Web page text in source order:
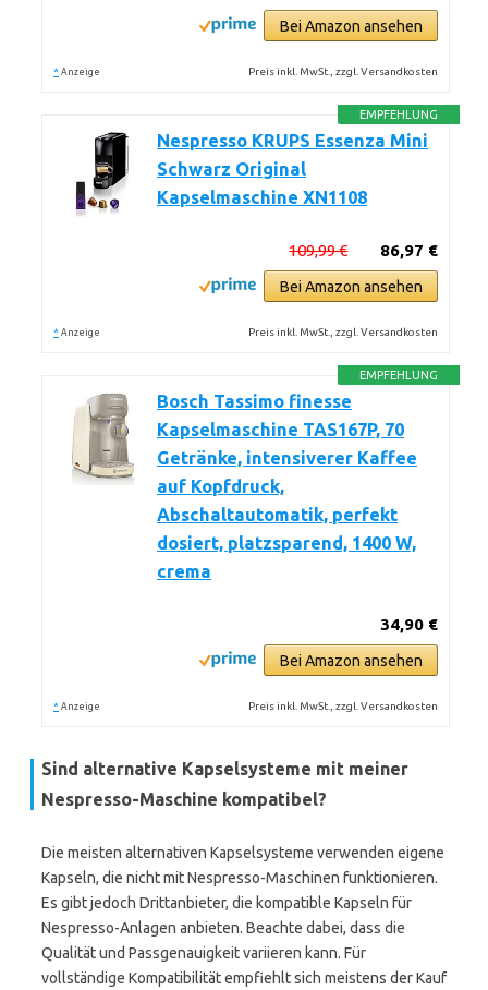
Bei Amazon ansehen
* Anzeige Preis inkl. MwSt., zzgl. Versandkosten
EMPFEHLUNG
Nespresso KRUPS Essenza Mini
Schwarz Original
Kapselmaschine XN1108
86,97 €
109,99 €
Bei Amazon ansehen
* Anzeige Preis inkl. MwSt., zzgl. Versandkosten
EMPFEHLUNG
Bosch Tassimo finesse
Kapselmaschine TAS167P, 70
Getränke, intensiverer Kaffee
auf Kopfdruck,
Abschaltautomatik, perfekt
dosiert, platzsparend, 1400 W,
crema
34,90 €
Bei Amazon ansehen
* Anzeige Preis inkl. MwSt., zzgl. Versandkosten
Sind alternative Kapselsysteme mit meiner
Nespresso-Maschine kompatibel?
Die meisten alternativen Kapselsysteme verwenden eigene
Kapseln, die nicht mit Nespresso-Maschinen funktionieren.
Es gibt jedoch Drittanbieter, die kompatible Kapseln für
Nespresso-Anlagen anbieten. Beachte dabei, dass die
Qualität und Passgenauigkeit variieren kann. Für
vollständige Kompatibilität empfiehlt sich meistens der Kauf